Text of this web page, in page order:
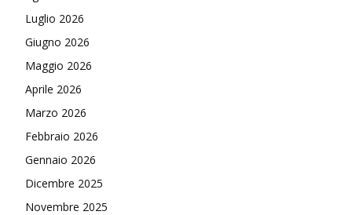
Luglio 2026
Giugno 2026
Maggio 2026
Aprile 2026
Marzo 2026
Febbraio 2026
Gennaio 2026
Dicembre 2025
Novembre 2025